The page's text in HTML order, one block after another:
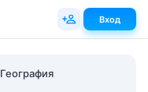
География
Вход